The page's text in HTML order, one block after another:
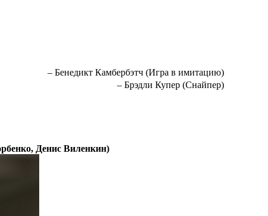
– Бенедикт Камбербэтч (Игра в имитацию)
– Брэдли Купер (Снайпер)
Денис Виленкин)